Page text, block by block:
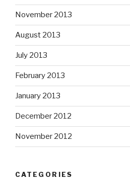
November 2013
August 2013
July 2013
February 2013
January 2013
December 2012
November 2012
CATEGORIES